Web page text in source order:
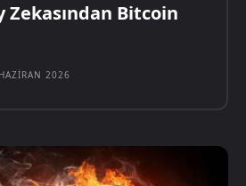
Zekasından Bitcoin
2026